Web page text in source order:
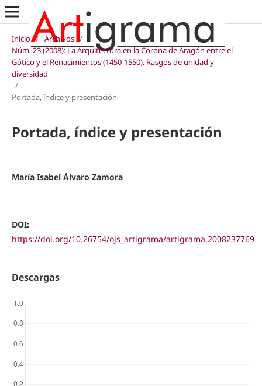
Inicio / Archivos /
Núm. 23 (2008): La Arquitectura en la Corona de Aragón entre el
Gótico y el Renacimientos (1450-1550). Rasgos de unidad y
diversidad
/
Portada, índice y presentación
Portada, índice y presentación
María Isabel Álvaro Zamora
DOI:
https://doi.org/10.26754/ojs_artigrama/artigrama.2008237769
Descargas